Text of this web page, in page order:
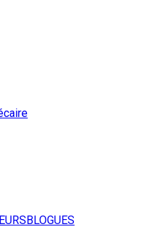
BLOGUES